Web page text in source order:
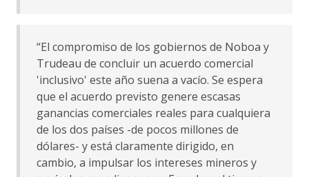
“El compromiso de los gobiernos de Noboa y
Trudeau de concluir un acuerdo comercial
'inclusivo' este año suena a vacío. Se espera
que el acuerdo previsto genere escasas
ganancias comerciales reales para cualquiera
de los dos países -de pocos millones de
dólares- y está claramente dirigido, en
cambio, a impulsar los intereses mineros y